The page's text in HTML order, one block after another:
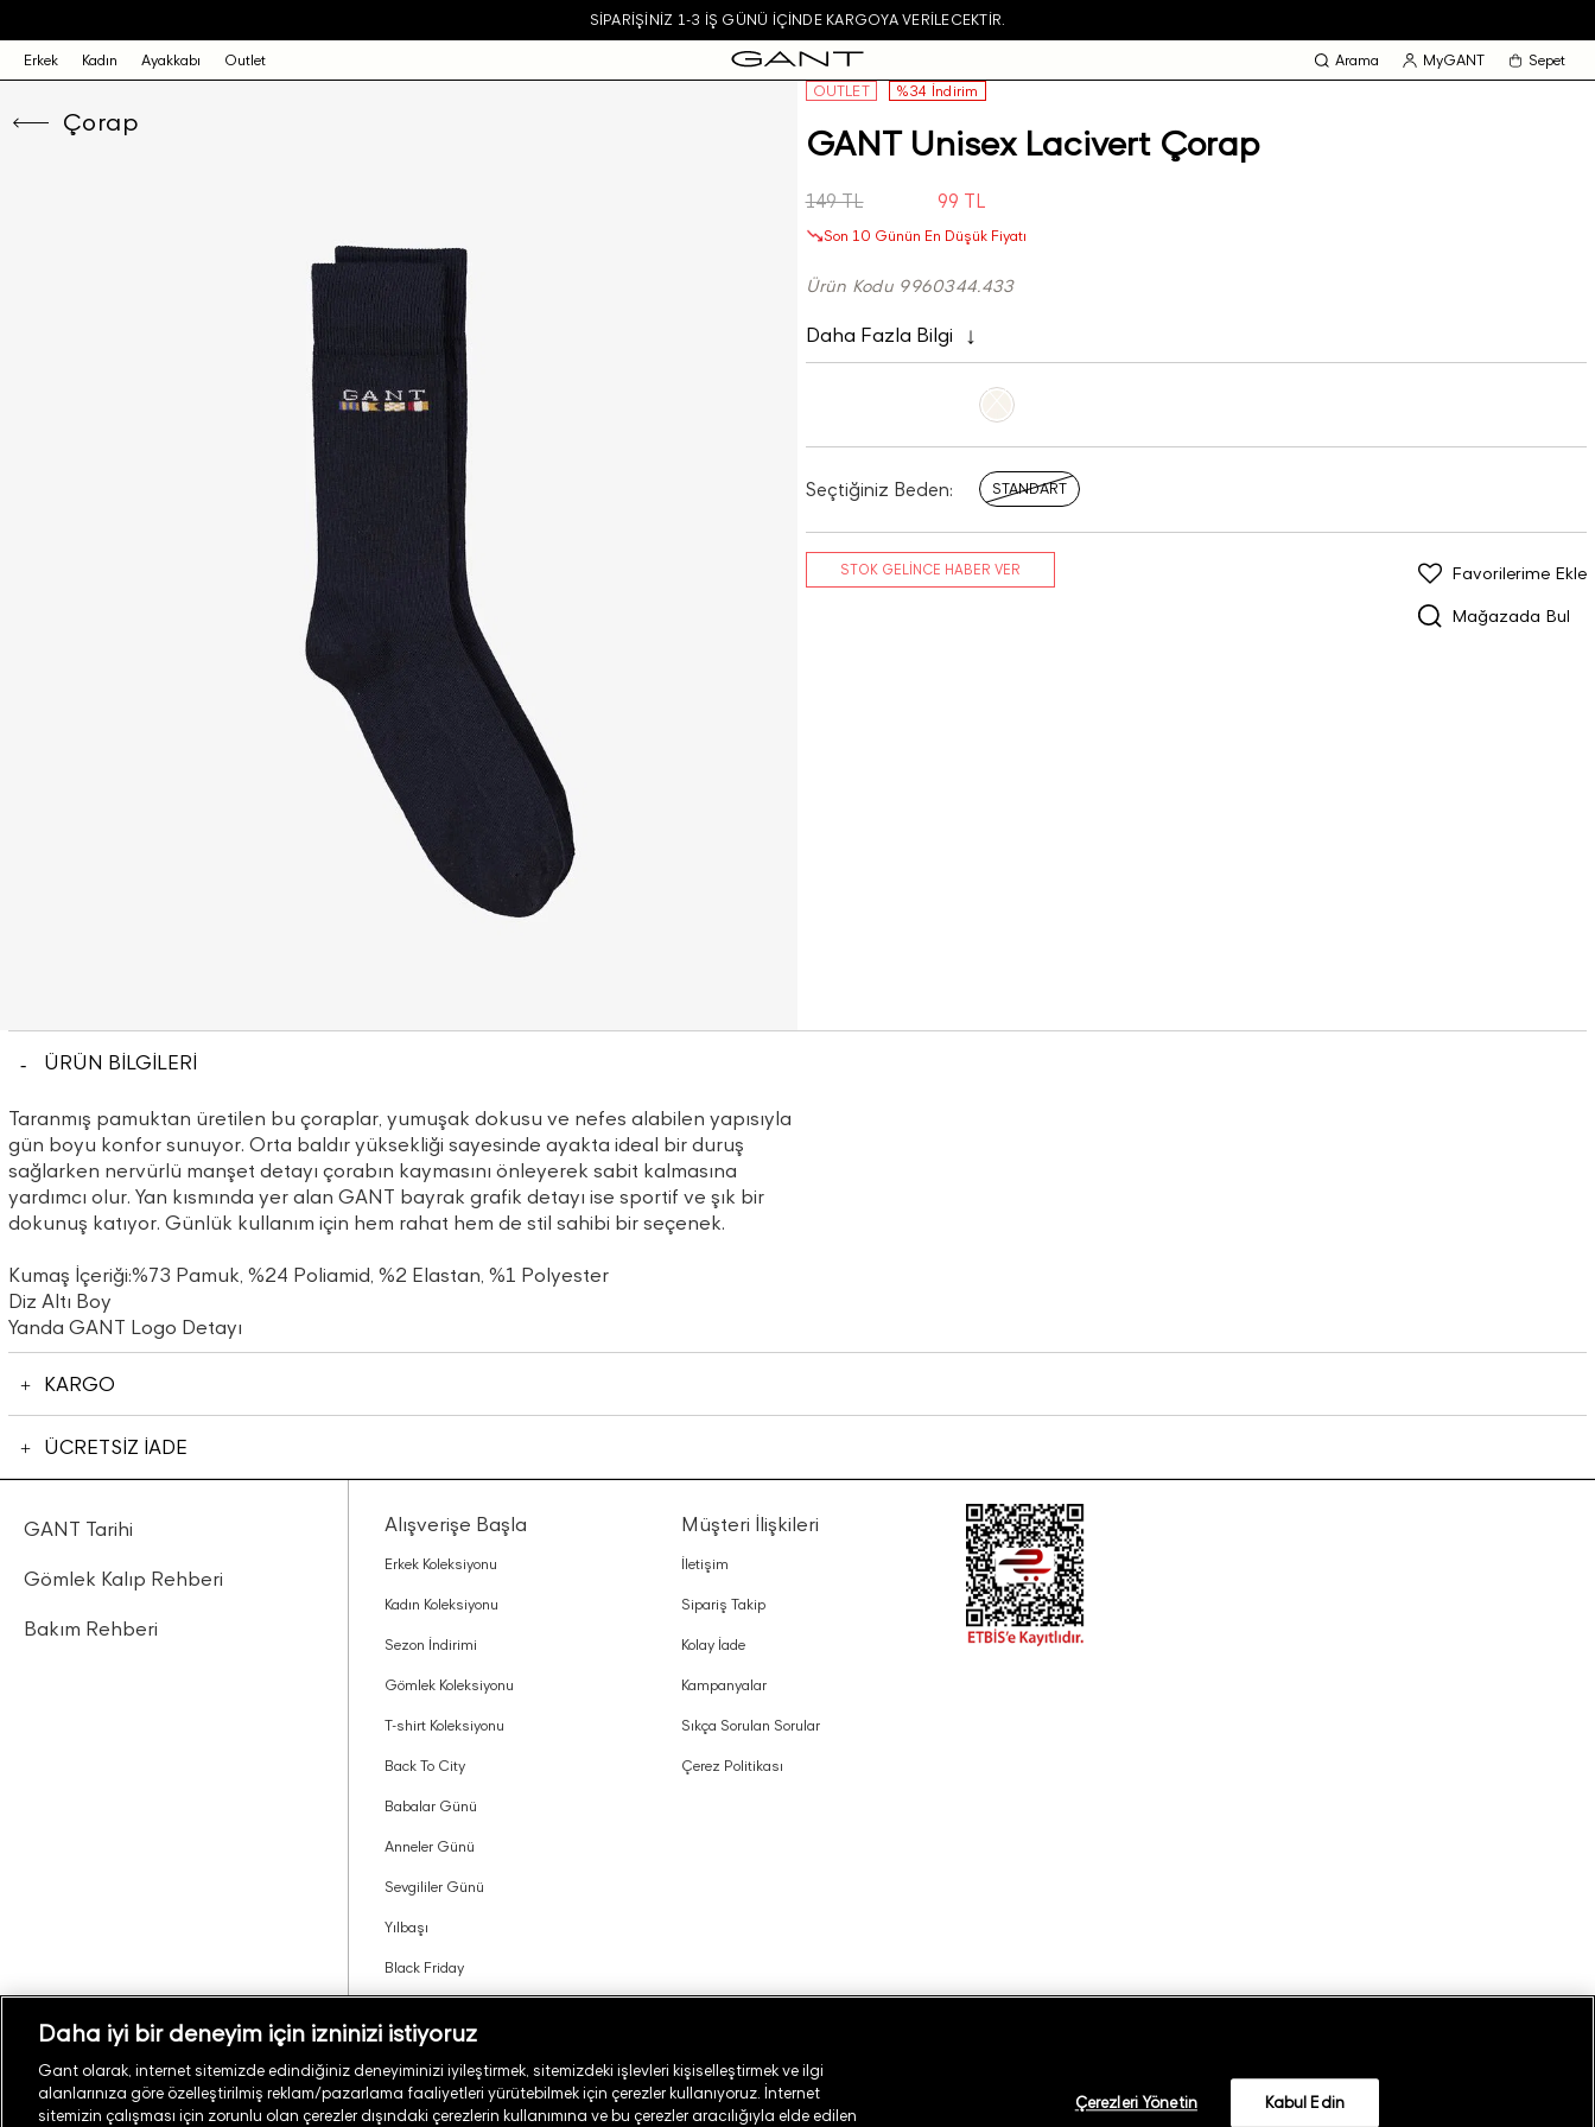
SIPARIŞINIZ 1-3 IŞ GÜNÜ IÇINDE KARGOYA VERILECEKTIR.
Erkek Kadın Ayakkabı Outlet Arama MyGANT Sepet
Çorap
OUTLET %34 İndirim
GANT Unisex Lacivert Çorap
149 TL 99 TL
Son 10 Günün En Düşük Fiyatı
Ürün Kodu 9960344.433
Daha Fazla Bilgi
Seçtiğiniz Beden: STANDART
STOK GELİNCE HABER VER
Mağazada Bul
Favorilerime Ekle
ÜRÜN BİLGİLERİ
Taranmış pamuktan üretilen bu çoraplar, yumuşak dokusu ve nefes alabilen yapısıyla
gün boyu konfor sunuyor. Orta baldır yüksekliği sayesinde ayakta ideal bir duruş
sağlarken nervürlü manşet detayı çorabın kaymasını önleyerek sabit kalmasına
yardımcı olur. Yan kısmında yer alan GANT bayrak grafik detayı ise sportif ve şık bir
dokunuş katıyor. Günlük kullanım için hem rahat hem de stil sahibi bir seçenek.
Kumaş İçeriği:%73 Pamuk, %24 Poliamid, %2 Elastan, %1 Polyester
Diz Altı Boy
Yanda GANT Logo Detayı
KARGO
ÜCRETSİZ İADE
GANT Tarihi
Gömlek Kalıp Rehberi
Bakım Rehberi
Alışverişe Başla
Erkek Koleksiyonu
Kadın Koleksiyonu
Sezon İndirimi
Gömlek Koleksiyonu
T-shirt Koleksiyonu
Back To City
Babalar Günü
Anneler Günü
Sevgililer Günü
Yılbaşı
Black Friday
Müşteri İlişkileri
İletişim
Sipariş Takip
Kolay İade
Kampanyalar
Sıkça Sorulan Sorular
Çerez Politikası
Türkiye Mağaza Bul
Daha iyi bir deneyim için izninizi istiyoruz
Gant olarak, internet sitemizde edindiğiniz deneyiminizi iyileştirmek, sitemizdeki işlevleri kişiselleştirmek ve ilgi
alanlarınıza göre özelleştirilmiş reklam/pazarlama faaliyetleri yürütebilmek için çerezler kullanıyoruz. İnternet
sitemizin çalışması için zorunlu olan çerezler dışındaki çerezlerin kullanımına ve bu çerezler aracılığıyla elde edilen
Çerezleri Yönetin Kabul Edin